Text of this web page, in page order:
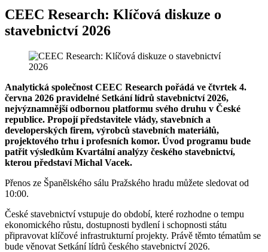
CEEC Research: Klíčová diskuze o
stavebnictví 2026
Analytická společnost CEEC Research pořádá ve čtvrtek 4.
června 2026 pravidelné Setkání lídrů stavebnictví 2026,
nejvýznamnější odbornou platformu svého druhu v České
republice. Propojí představitele vlády, stavebních a
developerských firem, výrobců stavebních materiálů,
projektového trhu i profesních komor. Úvod programu bude
patřit výsledkům Kvartální analýzy českého stavebnictví,
kterou představí Michal Vacek.
Přenos ze Španělského sálu Pražského hradu můžete sledovat od
10:00.
České stavebnictví vstupuje do období, které rozhodne o tempu
ekonomického růstu, dostupnosti bydlení i schopnosti státu
připravovat klíčové infrastrukturní projekty. Právě těmto tématům se
bude věnovat Setkání lídrů českého stavebnictví 2026.